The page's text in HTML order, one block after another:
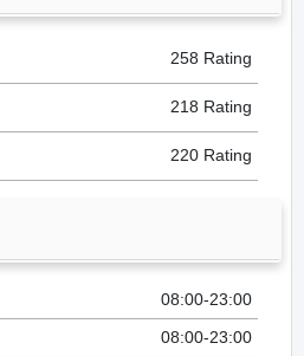
258 Rating
218 Rating
220 Rating
08:00-23:00
08:00-23:00